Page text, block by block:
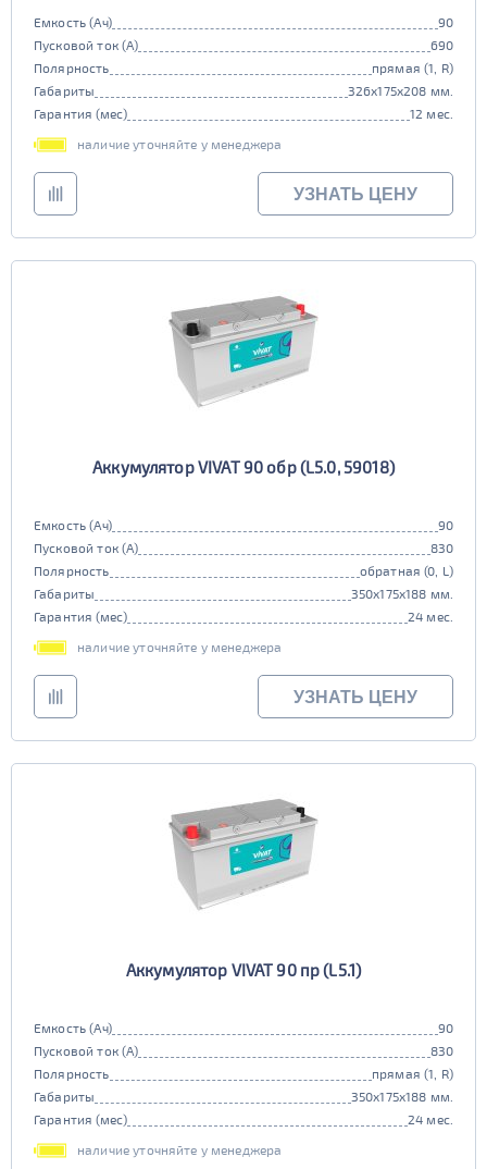
Емкость (Ач)
90
Пусковой ток (А)
690
Полярность
прямая (1, R)
Габариты
326x175x208 мм.
Гарантия (мес)
12 мес.
наличие уточняйте у менеджера
УЗНАТЬ ЦЕНУ
Аккумулятор VIVAT 90 обр (L5.0, 59018)
Емкость (Ач)
90
Пусковой ток (А)
830
Полярность
обратная (0, L)
Габариты
350x175x188 мм.
Гарантия (мес)
24 мес.
наличие уточняйте у менеджера
УЗНАТЬ ЦЕНУ
Аккумулятор VIVAT 90 пр (L5.1)
Емкость (Ач)
90
Пусковой ток (А)
830
Полярность
прямая (1, R)
Габариты
350x175x188 мм.
Гарантия (мес)
24 мес.
наличие уточняйте у менеджера